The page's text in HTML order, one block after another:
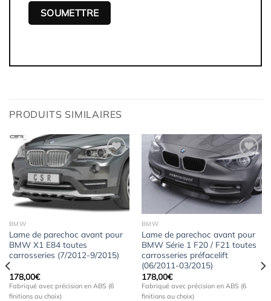
PRODUITS SIMILAIRES
Ajouter
à la
wishlist
BMW
Lame de parechoc avant pour
BMW X1 E84 toutes
carrosseries (7/2012-9/2015)
178,00€
Fabriqué avec précision en ABS (6
finitions au choix)
Ajouter
à la
wishlist
BMW
Lame de parechoc avant pour
BMW Série 1 F20 / F21 toutes
carrosseries préfacelift
(06/2011-03/2015)
178,00€
Fabriqué avec précision en ABS (6
finitions au choix)